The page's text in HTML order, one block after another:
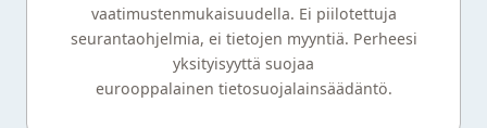
vaatimustenmukaisuudella. Ei piilotettuja
seurantaohjelmia, ei tietojen myyntiä. Perheesi
yksityisyyttä suojaa
eurooppalainen tietosuojalainsäädäntö.